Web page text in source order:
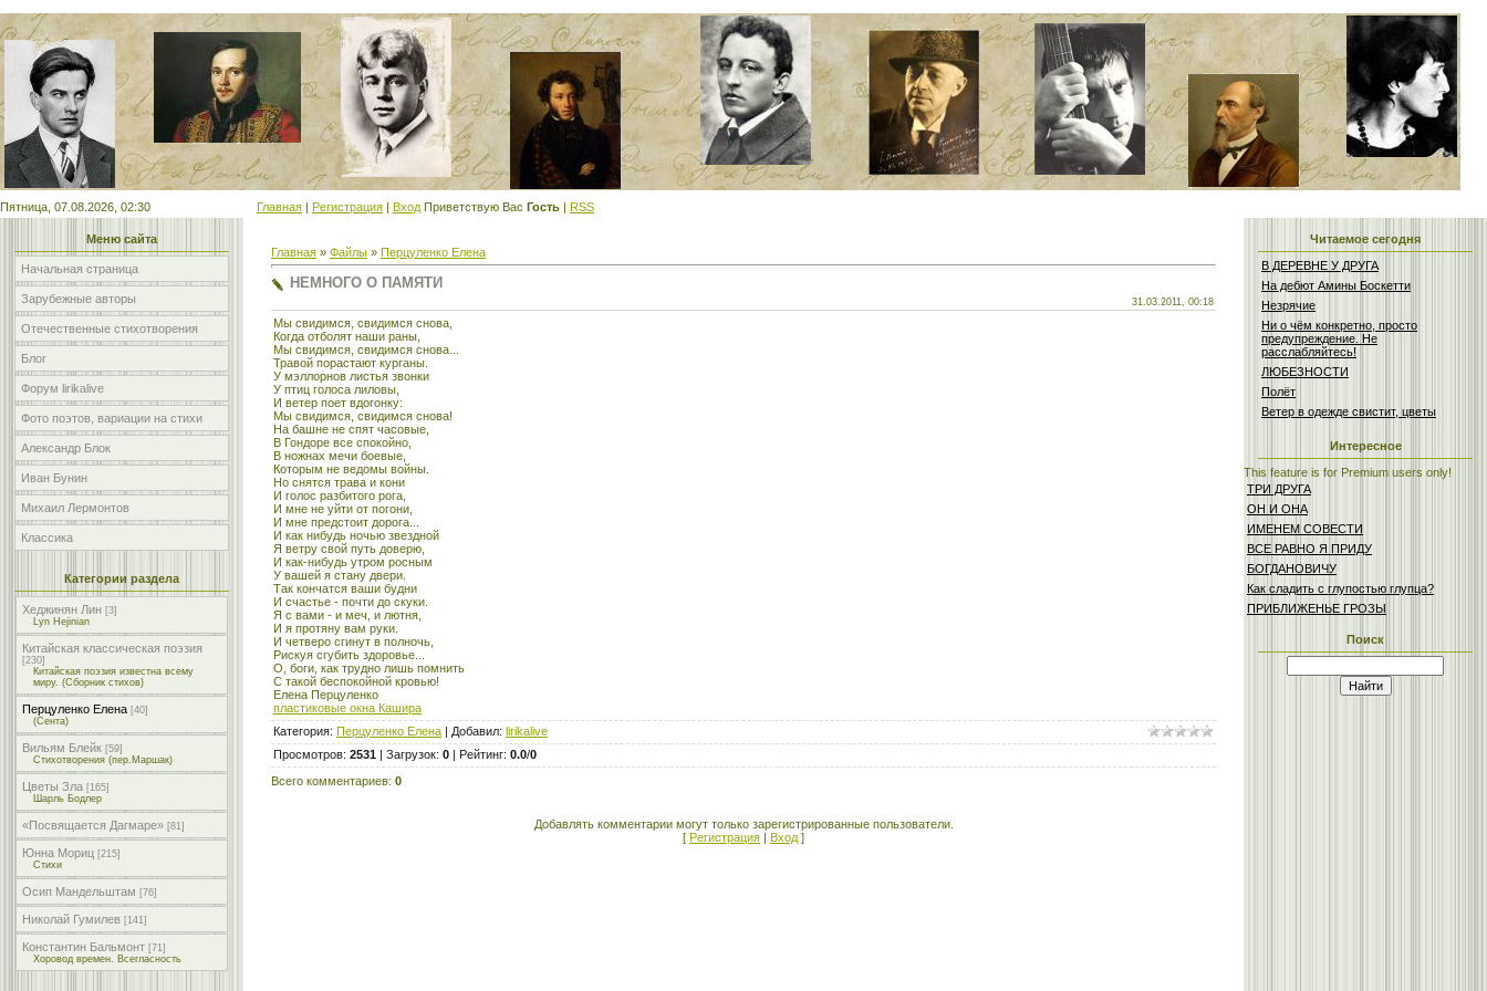
Пятница, 07.08.2026, 02:30 Главная | Регистрация | Вход Приветствую Вас Гость | RSS
Меню сайта
Начальная страница
Зарубежные авторы
Отечественные стихотворения
Блог
Форум lirikalive
Фото поэтов, вариации на стихи
Александр Блок
Иван Бунин
Михаил Лермонтов
Классика
Категории раздела
Хеджинян Лин [3]
Lyn Hejinian
Китайская классическая поэзия
[230]
Китайская поэзия известна всему
миру. (Сборник стихов)
Перцуленко Елена [40]
(Сента)
Вильям Блейк [59]
Стихотворения (пер.Маршак)
Цветы Зла [165]
Шарль Бодлер
«Посвящается Дагмаре» [81]
Юнна Мориц [215]
Стихи
Осип Мандельштам [76]
Николай Гумилев [141]
Константин Бальмонт [71]
Хоровод времен. Всегласность
Главная » Файлы » Перцуленко Елена
НЕМНОГО О ПАМЯТИ
31.03.2011, 00:18
Мы свидимся, свидимся снова,
Когда отболят наши раны,
Мы свидимся, свидимся снова...
Травой порастают курганы.
У мэллорнов листья звонки
У птиц голоса лиловы,
И ветер поет вдогонку:
Мы свидимся, свидимся снова!
На башне не спят часовые,
В Гондоре все спокойно,
В ножнах мечи боевые,
Которым не ведомы войны.
Но снятся трава и кони
И голос разбитого рога,
И мне не уйти от погони,
И мне предстоит дорога...
И как нибудь ночью звездной
Я ветру свой путь доверю,
И как-нибудь утром росным
У вашей я стану двери.
Так кончатся ваши будни
И счастье - почти до скуки.
Я с вами - и меч, и лютня,
И я протяну вам руки.
И четверо сгинут в полночь,
Рискуя сгубить здоровье...
О, боги, как трудно лишь помнить
С такой беспокойной кровью!
Елена Перцуленко
пластиковые окна Кашира
Категория: Перцуленко Елена | Добавил: lirikalive
Просмотров: 2531 | Загрузок: 0 | Рейтинг: 0.0/0
Всего комментариев: 0
Добавлять комментарии могут только зарегистрированные пользователи.
[ Регистрация | Вход ]
Читаемое сегодня
В ДЕРЕВНЕ У ДРУГА
На дебют Амины Боскетти
Незрячие
Ни о чём конкретно, просто
предупреждение. Не
расслабляйтесь!
ЛЮБЕЗНОСТИ
Полёт
Ветер в одежде свистит, цветы
Интересное
This feature is for Premium users only!
ТРИ ДРУГА
ОН И ОНА
ИМЕНЕМ СОВЕСТИ
ВСЕ РАВНО Я ПРИДУ
БОГДАНОВИЧУ
Как сладить с глупостью глупца?
ПРИБЛИЖЕНЬЕ ГРОЗЫ
Поиск